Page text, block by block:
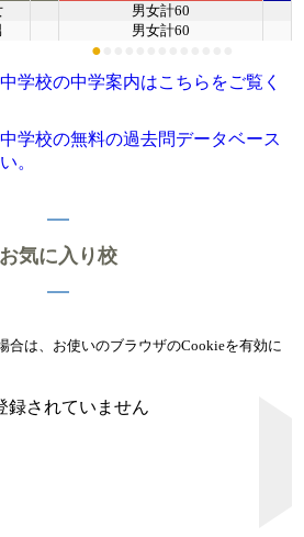
男女計60
男女計60
●
学校の中学案内はこちらをご覧く
学校の無料の過去問データベース
。
お気に入り校
合は、お使いのブラウザのCookieを有効に
録されていません